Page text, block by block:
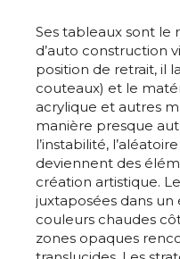
Ses tableaux sont le
d’auto construction
position de retrait, il
couteaux) et le
acrylique et autres
manière presque
l’instabilité,
deviennent des
création artistique.
juxtaposées dans un
couleurs chaudes
zones opaques